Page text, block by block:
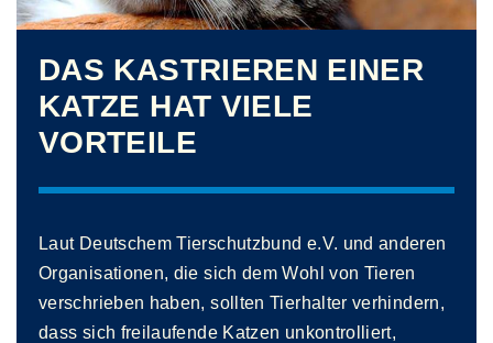
DAS KASTRIEREN EINER
KATZE HAT VIELE
VORTEILE
Laut Deutschem Tierschutzbund e.V. und anderen
Organisationen, die sich dem Wohl von Tieren
verschrieben haben, sollten Tierhalter verhindern,
dass sich freilaufende Katzen unkontrolliert,